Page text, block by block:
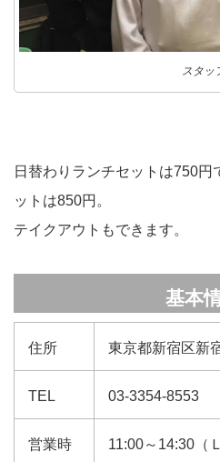
スタッ
日替わりランチセットは750円
ットは850円。
テイクアウトもできます。
基本
住所 東京都新宿区新
TEL 03-3354-8553
営業時 11:00～14:30（